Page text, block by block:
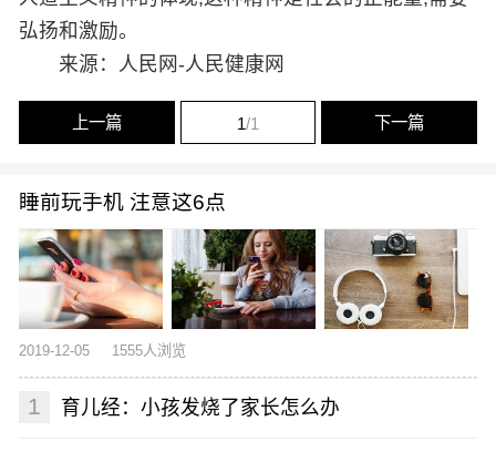
弘扬和激励。
来源：人民网-人民健康网
上一篇 1/1 下一篇
睡前玩手机 注意这6点
2019-12-05 1555人浏览
1 育儿经：小孩发烧了家长怎么办